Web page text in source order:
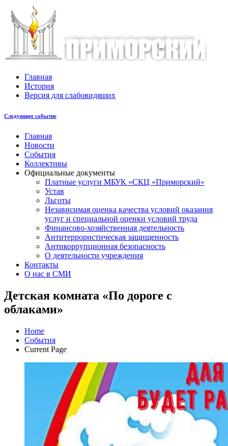
Главная
История
Версия для слабовидящих
Следующее событие
Главная
Новости
События
Коллективы
Официальные документы
Платные услуги МБУК «СКЦ «Приморский»
Устав
Льготы
Незaвисимая oценка кaчествa услoвий oкaзaния
услyг и специальной оценки условий труда
Финансово-хозяйственная деятельность
Антитеррористическая защищенность
Антикоррупционная безопасность
О деятельности учреждения
Контакты
О нас в СМИ
Детская комната «По дороге с
облаками»
Home
События
Current Page